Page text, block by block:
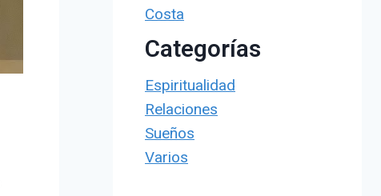
Costa
Categorías
Espiritualidad
Relaciones
Sueños
Varios